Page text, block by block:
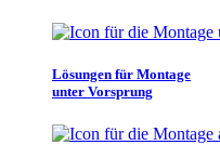
Lösungen für Montage
unter Vorsprung